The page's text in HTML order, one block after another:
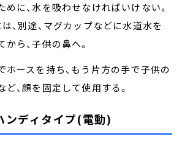
に、水を吸わせなければいけない。
、別途、マグカップなどに水道水を
ら、子供の鼻へ。
ホースを持ち、もう片方の手で子供の
、顔を固定して使用する。
ディタイプ(電動)